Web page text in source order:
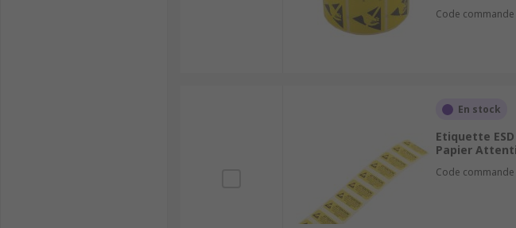
Code commande
En stock
Etiquette ESD
Papier
Code commande